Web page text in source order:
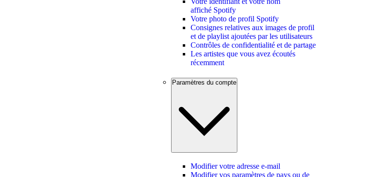
affiché Spotify
Votre photo de profil Spotify
Consignes relatives aux images de profil
et de playlist ajoutées par les utilisateurs
Contrôles de confidentialité et de partage
Les artistes que vous avez écoutés
récemment
Paramètres du compte
Modifier votre adresse e-mail
Modifier vos paramètres de pays ou de